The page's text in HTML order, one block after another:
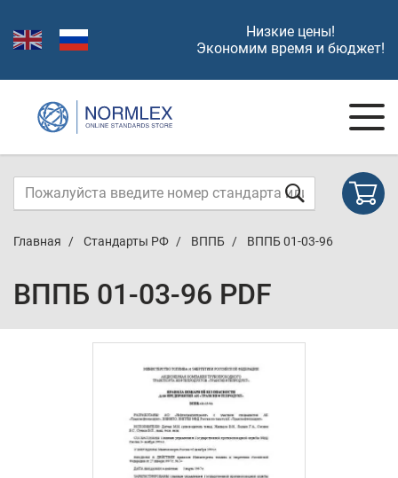
Низкие цены!
Экономим время и бюджет!
Главная Стандарты РФ ВППБ ВППБ 01-03-96
ВППБ 01-03-96 PDF